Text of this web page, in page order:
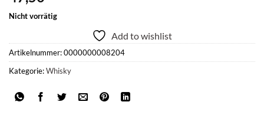
Nicht vorrätig
Add to wishlist
Artikelnummer:0000000008204
Kategorie:Whisky